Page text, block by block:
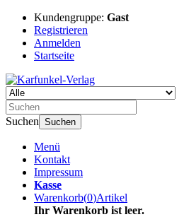
Kundengruppe: Gast
Registrieren
Anmelden
Startseite
Suchen Suchen
Menü
Kontakt
Impressum
Kasse
Warenkorb(0)Artikel
Ihr Warenkorb ist leer.